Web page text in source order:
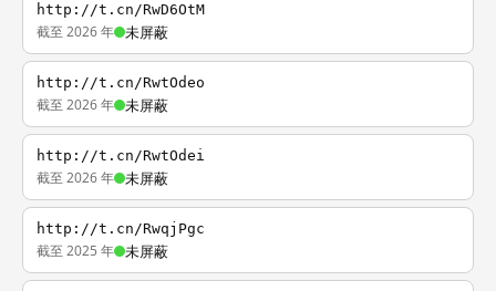
http://t.cn/RwD6OtM
截至 2026 年 未屏蔽
http://t.cn/RwtOdeo
截至 2026 年 未屏蔽
http://t.cn/RwtOdei
截至 2026 年 未屏蔽
http://t.cn/RwqjPgc
截至 2025 年 未屏蔽